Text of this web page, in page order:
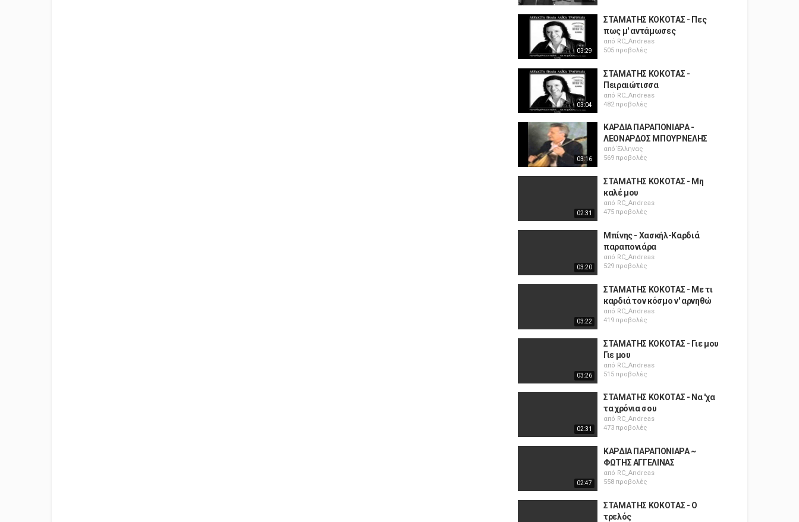
03:29
ΣΤΑΜΑΤΗΣ ΚΟΚΟΤΑΣ - Πες
πως μ' αντάμωσες
από RC_Andreas
505 προβολές
03:04
ΣΤΑΜΑΤΗΣ ΚΟΚΟΤΑΣ -
Πειραιώτισσα
από RC_Andreas
482 προβολές
03:16
ΚΑΡΔΙΑ ΠΑΡΑΠΟΝΙΑΡΑ -
ΛΕΟΝΑΡΔΟΣ ΜΠΟΥΡΝΕΛΗΣ
απόΈλληνας
569 προβολές
02:31
ΣΤΑΜΑΤΗΣ ΚΟΚΟΤΑΣ - Μη
καλέ μου
από RC_Andreas
475 προβολές
03:20
Μπίνης - Χασκήλ-Καρδιά
παραπονιάρα
από RC_Andreas
529 προβολές
03:22
ΣΤΑΜΑΤΗΣ ΚΟΚΟΤΑΣ - Με τι
καρδιά τον κόσμο ν' αρνηθώ
από RC_Andreas
419 προβολές
03:26
ΣΤΑΜΑΤΗΣ ΚΟΚΟΤΑΣ - Γιε μου
Γιε μου
από RC_Andreas
515 προβολές
02:31
ΣΤΑΜΑΤΗΣ ΚΟΚΟΤΑΣ - Να 'χα
τα χρόνια σου
από RC_Andreas
473 προβολές
02:47
ΚΑΡΔΙΑ ΠΑΡΑΠΟΝΙΑΡΑ ~
ΦΩΤΗΣ ΑΓΓΕΛΙΝΑΣ
από RC_Andreas
558 προβολές
ΣΤΑΜΑΤΗΣ ΚΟΚΟΤΑΣ - Ο
τρελός